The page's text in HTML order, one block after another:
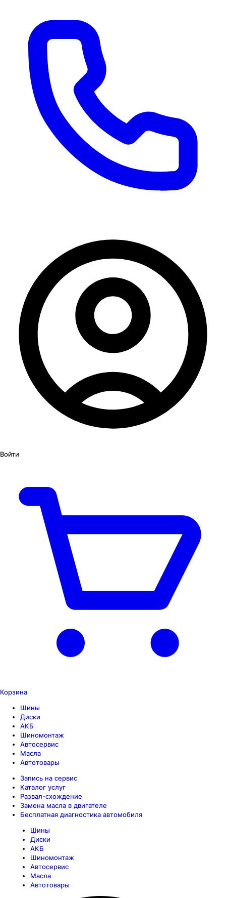
Войти
Корзина
Шины
Диски
АКБ
Шиномонтаж
Автосервис
Масла
Автотовары
Запись на сервис
Каталог услуг
Развал-схождение
Замена масла в двигателе
Бесплатная диагностика автомобиля
Шины
Диски
АКБ
Шиномонтаж
Автосервис
Масла
Автотовары